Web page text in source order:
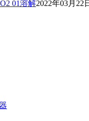
01溶解2022年03月22